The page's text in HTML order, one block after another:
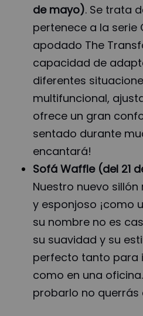
de mayo). Se trata
pertenece a la serie
apodado The
capacidad de
diferentes
multifuncional,
ofrece un gran
sentado durante
encantará!
Sofá Waffle (del 21
Nuestro nuevo
y esponjoso ¡como
su nombre no es
su suavidad y su
perfecto tanto para
como en una
probarlo no querrás